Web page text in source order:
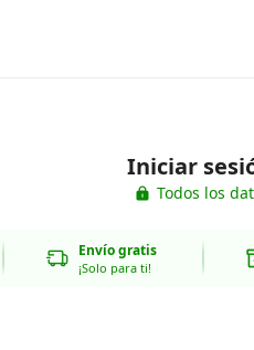
Iniciar
Todos los
Envío gratis
¡Solo para ti!